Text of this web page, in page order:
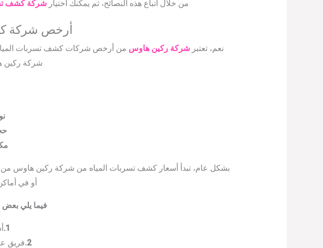
من خلال اتباع هذه النصائح، ثم يمكنك اختيارشركة كشف
أرخص شركة
نعم، تعتبرشركة ركين هاوس من أرخص شركات كشف تسربات المياه
شركة ركين
أو في
فيما يلي
1.
2. فريق